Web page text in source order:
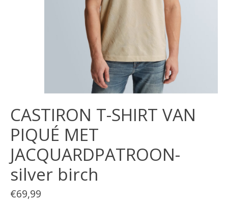
CASTIRON T-SHIRT VAN
PIQUÉ MET
JACQUARDPATROON-
silver birch
€69,99